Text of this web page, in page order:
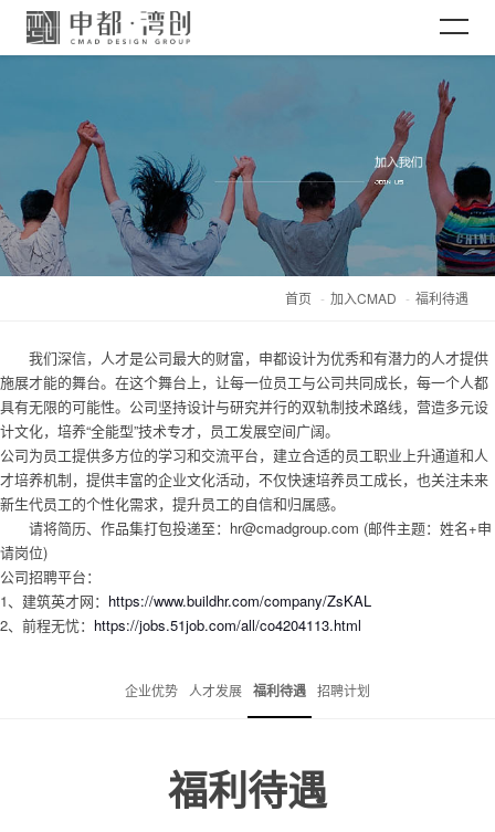
关于CMAD
项目案例
加入CMAD
首页 加入CMAD 福利待遇
我们深信，人才是公司最大的财富，申都设计为优秀和有潜力的人才提供
施展才能的舞台。在这个舞台上，让每一位员工与公司共同成长，每一个人都
具有无限的可能性。公司坚持设计与研究并行的双轨制技术路线，营造多元设
计文化，培养“全能型”技术专才，员工发展空间广阔。
公司为员工提供多方位的学习和交流平台，建立合适的员工职业上升通道和人
才培养机制，提供丰富的企业文化活动，不仅快速培养员工成长，也关注未来
新生代员工的个性化需求，提升员工的自信和归属感。
请将简历、作品集打包投递至：hr@cmadgroup.com (邮件主题：姓名+申
请岗位)
公司招聘平台：
1、建筑英才网： https://www.buildhr.com/company/ZsKAL
2、前程无忧： https://jobs.51job.com/all/co4204113.html
企业优势 人才发展 福利待遇 招聘计划
福利待遇